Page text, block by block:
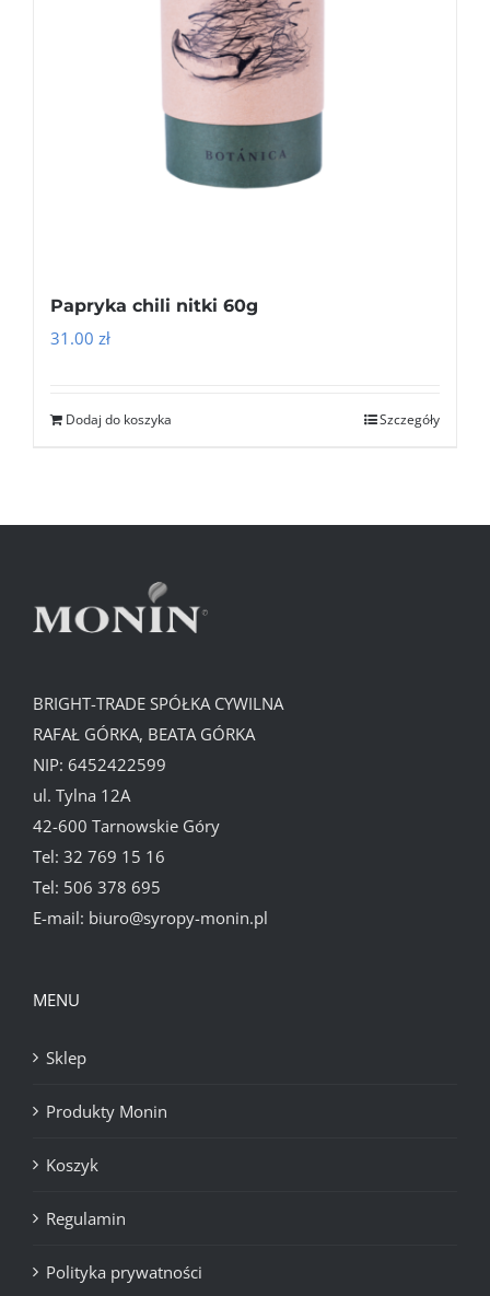
Papryka chili nitki 60g
31.00 zł
Dodaj do koszyka Szczegóły
BRIGHT-TRADE SPÓŁKA CYWILNA
RAFAŁ GÓRKA, BEATA GÓRKA
NIP: 6452422599
ul. Tylna 12A
42-600 Tarnowskie Góry
Tel: 32 769 15 16
Tel: 506 378 695
E-mail: biuro@syropy-monin.pl
MENU
Sklep
Produkty Monin
Koszyk
Regulamin
Polityka prywatności